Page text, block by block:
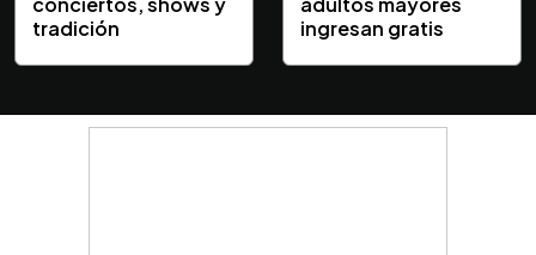
tradición
ingresan gratis